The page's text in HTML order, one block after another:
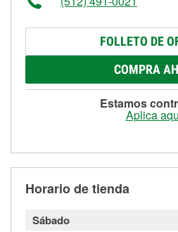
FOLLETO DE
COMPRA
Estamos
Aplica
Horario de tienda
Sábado